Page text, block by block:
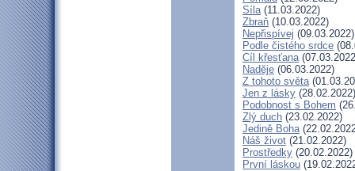
Síla(11.03.2022)
Zbraň (10.03.2022)
Nepřispívej (09.03.2022)
Podle čistého srdce
Cíl křesťana
Naděje (06.03.2022)
Z tohoto světa
Jen z lásky (28.02.2022)
Podobnost s Bohem
Zlý duch (23.02.2022)
Jedině Boha
Náš život (21.02.2022)
Prostředky (20.02.2022)
První láskou